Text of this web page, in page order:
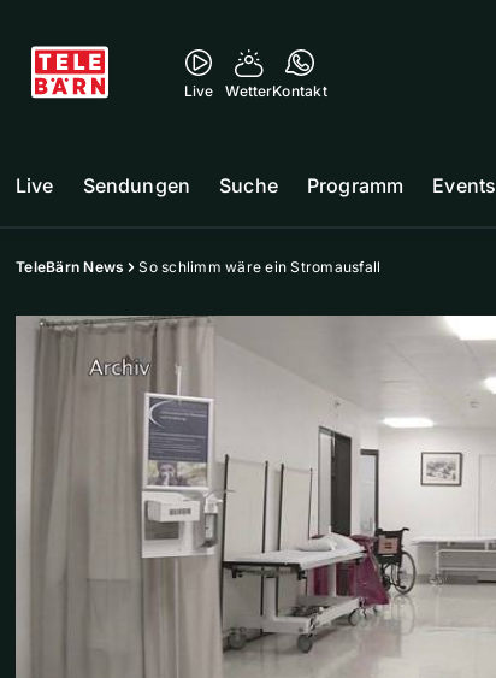
Live WetterKontakt
Live Sendungen Suche Programm Events
TeleBärn News So schlimm wäre ein Stromausfall